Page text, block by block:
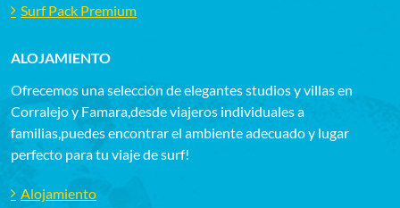
Surf Pack Premium
ALOJAMIENTO
Ofrecemos una selección de elegantes studios y villas en
Corralejo y Famara,desde viajeros individuales a
familias,puedes encontrar el ambiente adecuado y lugar
perfecto para tu viaje de surf!
Alojamiento